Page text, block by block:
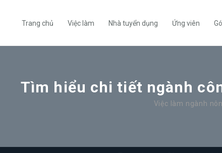
Trang chủ Việc làm Nhà tuyển dụng Ứng viên
Tìm hiểu chi tiết ngành
Việc làm ngành